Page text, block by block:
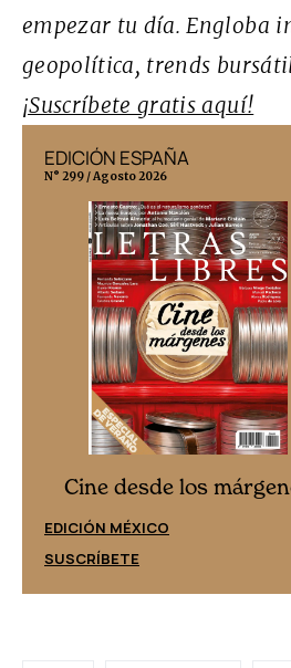
empezar tu día. Engloba
geopolítica, trends
¡Suscríbete gratis aquí!
EDICIÓN ESPAÑA
N° 299 / Agosto 2026
Cine desde los
EDICIÓN MÉXICO
SUSCRÍBETE